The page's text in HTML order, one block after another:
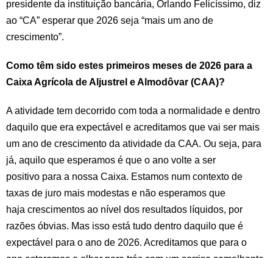
presidente da instituição bancária, Orlando Felicíssimo, diz
ao “CA” esperar que 2026 seja “mais um ano de
crescimento”.
Como têm sido estes primeiros meses de 2026 para a
Caixa Agrícola de Aljustrel e Almodôvar (CAA)?
A atividade tem decorrido com toda a normalidade e dentro
daquilo que era expectável e acreditamos que vai ser mais
um ano de crescimento da atividade da CAA. Ou seja, para
já, aquilo que esperamos é que o ano volte a ser
positivo para a nossa Caixa. Estamos num contexto de
taxas de juro mais modestas e não esperamos que
haja crescimentos ao nível dos resultados líquidos, por
razões óbvias. Mas isso está tudo dentro daquilo que é
expectável para o ano de 2026. Acreditamos que para o